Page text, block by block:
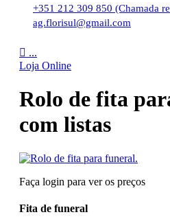
+351 212 309 850 (Chamada
ag.florisul@gmail.com
 ...
Loja Online
Rolo de fita
com listas
Faça login para ver os preços
Fita de funeral